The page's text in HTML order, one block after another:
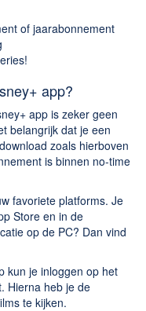
of jaarabonnement
app?
app is zeker geen
belangrijk dat je een
zoals hierboven
is binnen no-time
favoriete platforms. Je
Store en in de
op de PC? Dan vind
kun je inloggen op het
Hierna heb je de
te kijken.